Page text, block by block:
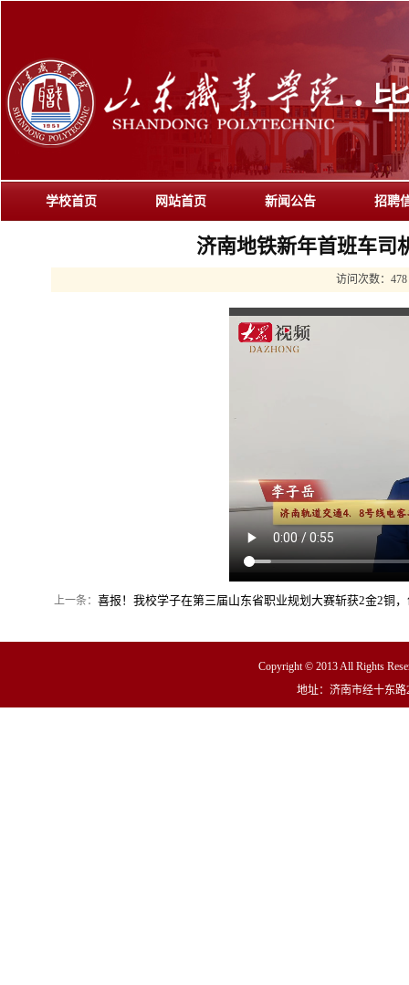
学校首页 网站首页 新闻公告 招聘
济南地铁新年首班车司
访问次数： 478
上一条： 喜报！我校学子在第三届山东省职业规划大赛斩获2金2铜
Copyright © 2013 All Rights
地址：济南市经十东路